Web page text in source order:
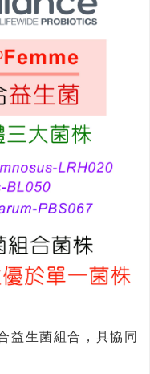
益生菌組合，具協同